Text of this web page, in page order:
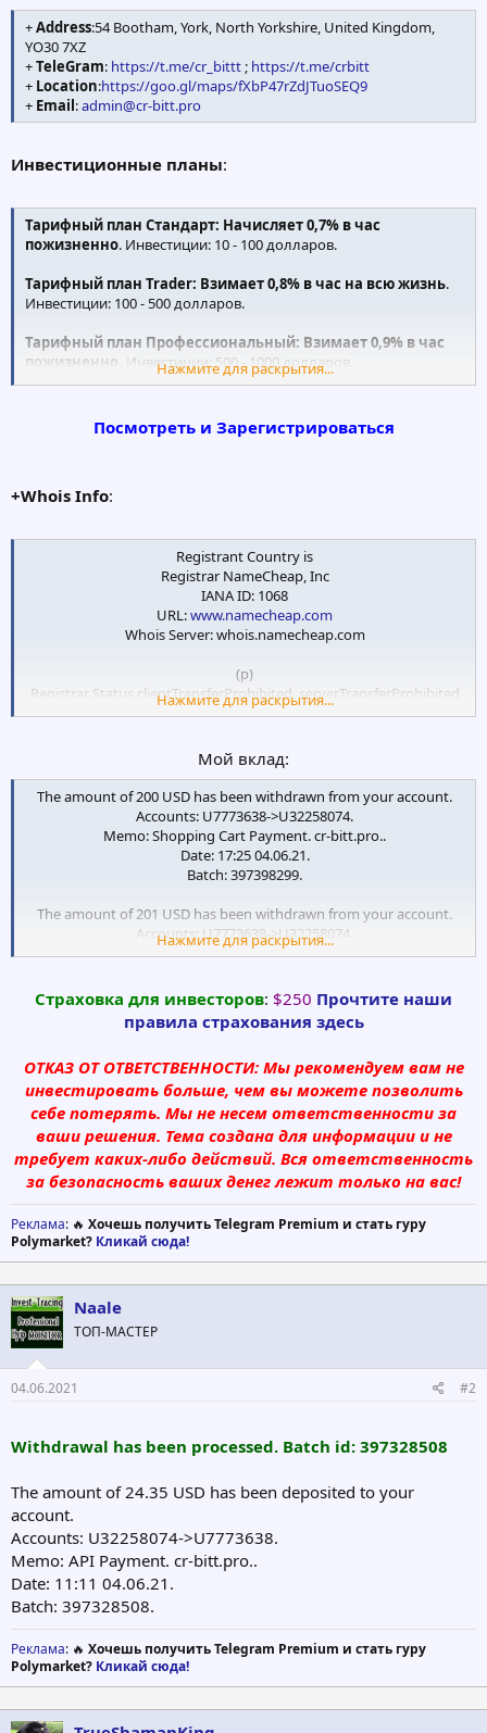
+Address:54 Bootham, York, North Yorkshire, United Kingdom,
YO30 7XZ
+TeleGram: https://t.me/cr_bittt ; https://t.me/crbitt
+ Location:https://goo.gl/maps/fXbP47rZdJTuoSEQ9
+ Email:admin@cr-bitt.pro
Инвестиционные планы:
Тарифный план Стандарт: Начисляет 0,7% в час
пожизненно. Инвестиции: 10 - 100 долларов.
Тарифный план Trader: Взимает 0,8% в час на всю жизнь.
Инвестиции: 100 - 500 долларов.
Тарифный план Профессиональный: Взимает 0,9% в час
пожизненно. Инвестиции: 500 - 1000 долларов.
Инвестиции: 1000 - 10000 долларов.
Нажмите для раскрытия...
Посмотреть и Зарегистрироваться
+Whois Info:
Registrant Country is
Registrar NameCheap, Inc
IANA ID: 1068
URL:www.namecheap.com
Whois Server: whois.namecheap.com
(p)
Registrar Status clientTransferProhibited, serverTransferProhibited
Dates 12 days old
Expires on 2022-05-23
Updated on 2021-05-23
Name Servers NS1.DDOS-GUARD.NET (has 7,260 domains)
NS2.DDOS-GUARD.NET (has 7,260 domains)
NS3.DDOS-GUARD.NET (has 7,260 domains)
NS4.DDOS-GUARD.NET (has 7,260 domains)
NS6.DDOS-GUARD.NET (has 7,260 domains)
IP Location Russian Federation - Rostovskaya Oblast' - Rostov-na-
donu - Ddos-guard Ltd
Нажмите для раскрытия...
Мой вклад:
The amount of 200 USD has been withdrawn from your account.
Accounts: U7773638->U32258074.
Memo: Shopping Cart Payment. cr-bitt.pro..
Date: 17:25 04.06.21.
Batch: 397398299.
The amount of 201 USD has been withdrawn from your account.
Accounts: U7773638->U32258074.
Memo: Shopping Cart Payment. cr-bitt.pro..
Batch: 395425645.
Нажмите для раскрытия...
Cтраховка для инвесторов: $250 Прочтите наши
правила страхования здесь
ОТКАЗ ОТ ОТВЕТСТВЕННОСТИ: Мы рекомендуем вам не
инвестировать больше, чем вы можете позволить
себе потерять. Мы не несем ответственности за
ваши решения. Тема создана для информации и не
требует каких-либо действий. Вся ответственность
за безопасность ваших денег лежит только на вас!
Реклама: 🔥 Хочешь получить Telegram Premium и стать гуру
Polymarket? Кликай сюда!
Naale
ТОП-МАСТЕР
04.06.2021 #2
Withdrawal has been processed. Batch id: 397328508
The amount of 24.35 USD has been deposited to your
account.
Accounts: U32258074->U7773638.
Memo: API Payment. cr-bitt.pro..
Date: 11:11 04.06.21.
Batch: 397328508.
Реклама: 🔥 Хочешь получить Telegram Premium и стать гуру
Polymarket? Кликай сюда!